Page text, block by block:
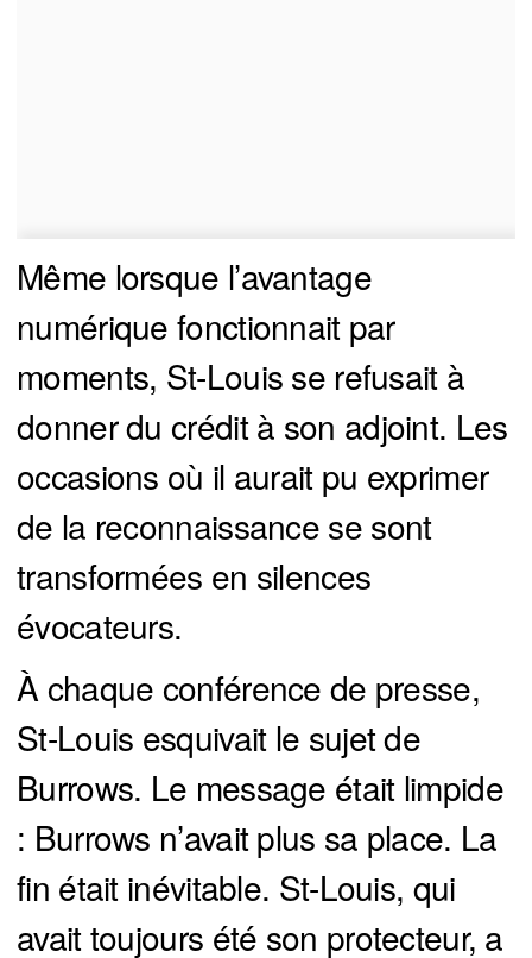
Même lorsque l’avantage
numérique fonctionnait par
moments, St-Louis se refusait à
donner du crédit à son adjoint. Les
occasions où il aurait pu exprimer
de la reconnaissance se sont
transformées en silences
évocateurs.
À chaque conférence de presse,
St-Louis esquivait le sujet de
Burrows. Le message était limpide
: Burrows n’avait plus sa place. La
fin était inévitable. St-Louis, qui
avait toujours été son protecteur, a